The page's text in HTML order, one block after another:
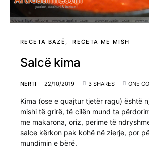
RECETA BAZË RECETA ME MISH
Salcë kima
NERTI 22/10/2019 3 SHARES ONE
Kima (ose e quajtur tjetër ragu) është
mishi të grirë, të cilën mund ta
me makarona, oriz, perime të
salce kërkon pak kohë në zierje, por
mundimin e bërë.